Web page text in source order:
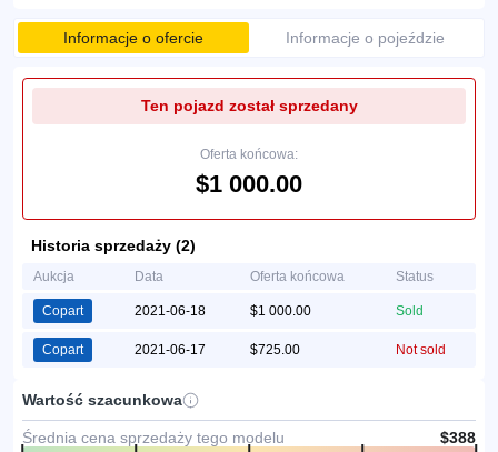
Informacje o ofercie Informacje o pojeździe
Ten pojazd został sprzedany
Oferta końcowa:
$1 000.00
Historia sprzedaży (2)
Aukcja Data Oferta końcowa Status
Copart 2021-06-18 $1 000.00 Sold
Copart 2021-06-17 $725.00 Not sold
Wartość szacunkowa
Średnia cena sprzedaży tego modelu $388